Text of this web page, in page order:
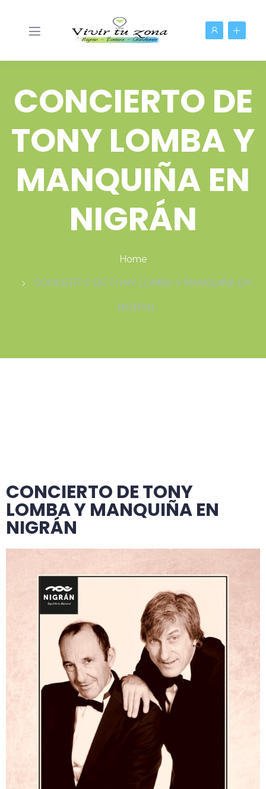
CONCIERTO DE
TONY LOMBA Y
MANQUIÑA EN
NIGRÁN
Home
CONCIERTO DE TONY LOMBA Y MANQUIÑA EN
NIGRÁN
CONCIERTO DE TONY
LOMBA Y MANQUIÑA EN
NIGRÁN